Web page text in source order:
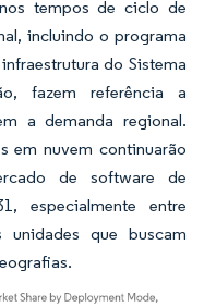
tempos de ciclo de
incluindo o programa
do Sistema
fazem referência a
a demanda regional.
em nuvem continuarão
de software de
especialmente entre
que buscam